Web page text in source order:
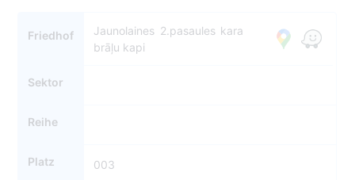
Friedhof
Jaunolaines 2.pasaules kara
brāļu kapi
Sektor
Reihe
Platz 003